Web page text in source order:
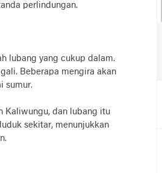
perlindungan.
lubang yang cukup dalam.
Beberapa mengira akan
sumur.
Kaliwungu, dan lubang itu
sekitar, menunjukkan